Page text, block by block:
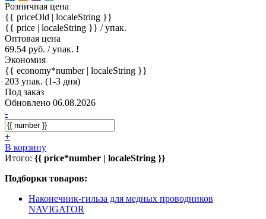
Розничная цена
{{ priceOld | localeString }}
{{ price | localeString }} / упак.
Оптовая цена
69.54 руб. / упак. !
Экономия
{{ economy*number | localeString }}
203 упак. (1-3 дня)
Под заказ
Обновлено 06.08.2026
-
+
В корзину
Итого: {{ price*number | localeString }}
Подборки товаров:
Наконечник-гильза для медных проводников
NAVIGATOR